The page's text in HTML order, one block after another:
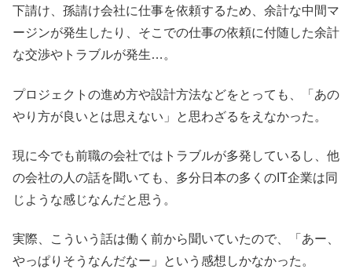
下請け、孫請け会社に仕事を依頼するため、余計な中間マ
ージンが発生したり、そこでの仕事の依頼に付随した余計
な交渉やトラブルが発生…。
プロジェクトの進め方や設計方法などをとっても、「あの
やり方が良いとは思えない」と思わざるをえなかった。
現に今でも前職の会社ではトラブルが多発しているし、他
の会社の人の話を聞いても、多分日本の多くのIT企業は同
じような感じなんだと思う。
実際、こういう話は働く前から聞いていたので、「あー、
やっぱりそうなんだなー」という感想しかなかった。